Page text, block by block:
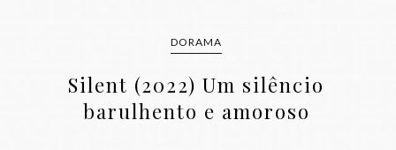
DORAMA
Silent (2022) Um silêncio
barulhento e amoroso